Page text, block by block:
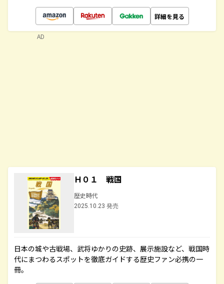
詳細を見る
Ｈ０１ 戦国
歴史時代
2025.10.23 発売
日本の城や古戦場、武将ゆかりの史跡、展示施設など、戦国時
代にまつわるスポットを徹底ガイドする歴史ファン必携の一
冊。
AD